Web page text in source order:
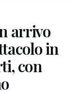
arrivo
in
con